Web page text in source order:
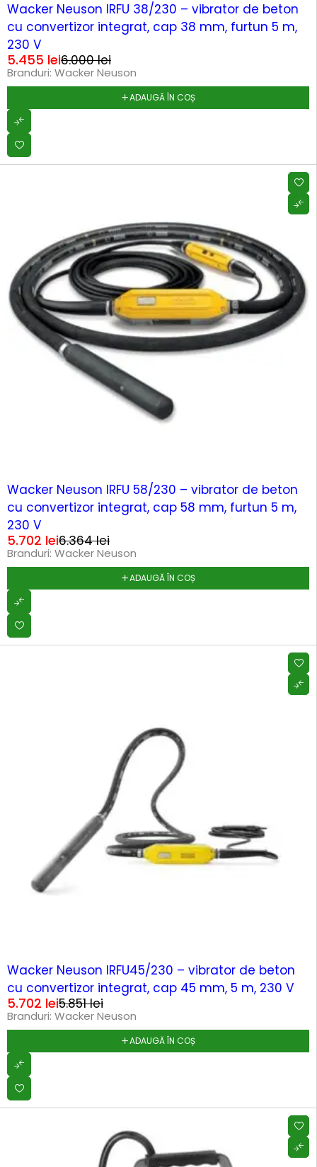
Wacker Neuson IRFU 38/230 – vibrator de beton
cu convertizor integrat, cap 38 mm, furtun 5 m,
230 V
6.000lei
5.455 lei
Branduri: Wacker Neuson
ADAUGĂ ÎN COȘ
Wacker Neuson IRFU 58/230 – vibrator de beton
cu convertizor integrat, cap 58 mm, furtun 5 m,
230 V
6.364lei
5.702 lei
Branduri: Wacker Neuson
ADAUGĂ ÎN COȘ
Wacker Neuson IRFU45/230 – vibrator de beton
cu convertizor integrat, cap 45 mm, 5 m, 230 V
5.851lei
5.702 lei
Branduri: Wacker Neuson
ADAUGĂ ÎN COȘ